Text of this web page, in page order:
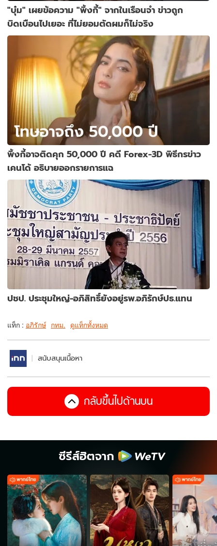
"บุ๋ม" เผยข้อความ "พิ้งกี้" จากในเรือนจำ ข่าวถูก
บิดเบือนไปเยอะ ที่ไม่ยอมตัดผมก็ไม่จริง
พิ้งกี้อาจติดคุก 50,000 ปี คดี Forex-3D พิธีกรข่าว
เคนโด้ อธิบายออกรายการแฉ
ปชป. ประชุมใหญ่-อภิสิทธิ์ยังอยู่รพ.อภิรักษ์ปธ.แทน
แท็ก : อภิรักษ์ กทม. ดูแท็กทั้งหมด
สนับสนุนเนื้อหา
กลับขึ้นไปด้านบน
ซีรีส์ฮิตจาก